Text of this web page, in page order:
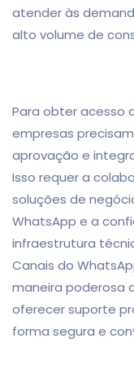
atender às
alto volume de
Para obter acesso
empresas
aprovação e
Isso requer a
soluções de
WhatsApp e a
infraestrutura
Canais do
maneira poderosa
oferecer suporte
forma segura e